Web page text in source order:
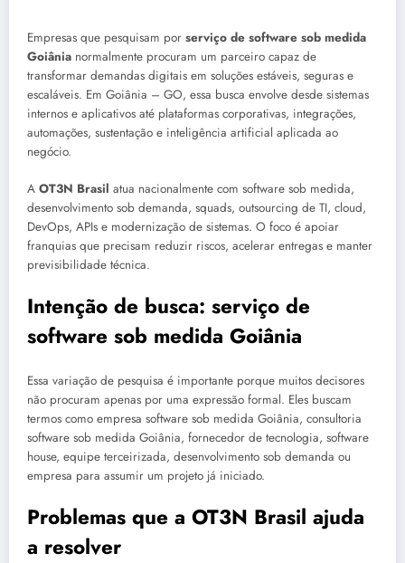
Empresas que pesquisam por serviço de software sob medida
Goiânia normalmente procuram um parceiro capaz de
transformar demandas digitais em soluções estáveis, seguras e
escaláveis. Em Goiânia – GO, essa busca envolve desde sistemas
internos e aplicativos até plataformas corporativas, integrações,
automações, sustentação e inteligência artificial aplicada ao
negócio.
A OT3N Brasil atua nacionalmente com software sob medida,
desenvolvimento sob demanda, squads, outsourcing de TI, cloud,
DevOps, APIs e modernização de sistemas. O foco é apoiar
franquias que precisam reduzir riscos, acelerar entregas e manter
previsibilidade técnica.
Intenção de busca: serviço de
software sob medida Goiânia
Essa variação de pesquisa é importante porque muitos decisores
não procuram apenas por uma expressão formal. Eles buscam
termos como empresa software sob medida Goiânia, consultoria
software sob medida Goiânia, fornecedor de tecnologia, software
house, equipe terceirizada, desenvolvimento sob demanda ou
empresa para assumir um projeto já iniciado.
Problemas que a OT3N Brasil ajuda
a resolver